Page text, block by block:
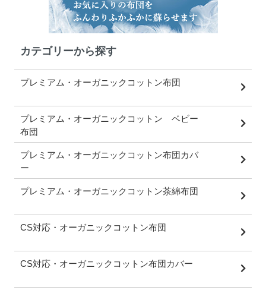
カテゴリーから探す
プレミアム・オーガニックコットン布団
プレミアム・オーガニックコットン ベビー
布団
プレミアム・オーガニックコットン布団カバ
ー
プレミアム・オーガニックコットン茶綿布団
CS対応・オーガニックコットン布団
CS対応・オーガニックコットン布団カバー